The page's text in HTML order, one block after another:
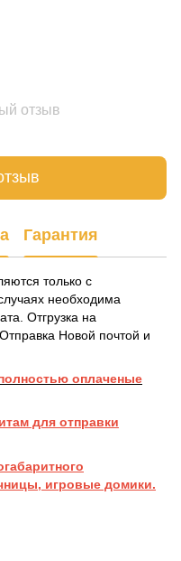
отзыв
Гарантия
только с
необходима
Отгрузка на
Новой почтой и
оплаченые
для отправки
игровые домики.